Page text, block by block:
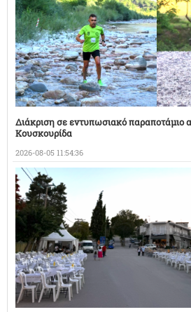
Διάκριση σε εντυπωσιακό παραποτάμιο
Κουσκουρίδα
2026-08-05 11:54:36